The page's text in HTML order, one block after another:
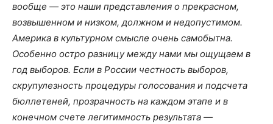
вообще — это наши представления о прекрасном,
возвышенном и низком, должном и недопустимом.
Америка в культурном смысле очень самобытна.
Особенно остро разницу между нами мы ощущаем в
год выборов. Если в России честность выборов,
скрупулезность процедуры голосования и подсчета
бюллетеней, прозрачность на каждом этапе и в
конечном счете легитимность результата —